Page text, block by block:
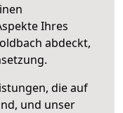
Ihres
abdeckt,
die auf
und unser